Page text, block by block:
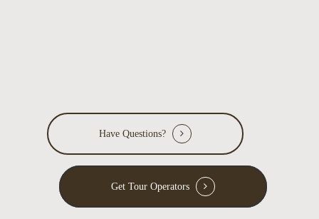
Have Questions?
Get Tour Operators